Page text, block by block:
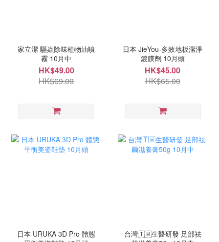
家立潔 驅蟲除味植物油噴
霧 10月中
HK$49.00
HK$69.00
日本 JieYou-多效地板潔淨
鍍膜劑 10月頭
HK$45.00
HK$65.00
日本 URUKA 3D Pro 體態
台灣🇹🇼生醫研發 足部祛